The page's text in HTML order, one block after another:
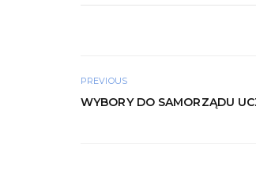
PREVIOUS
WYBORY DO SAMORZĄDU